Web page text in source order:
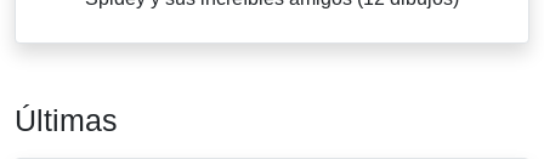
Últimas